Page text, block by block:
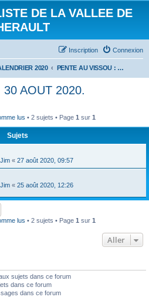
DE LA VALLEE DE
Connexion
Inscription
2020 PENTE AU VISSOU : 30 AOUT 2020.
AOUT 2020.
lus • 2 sujets • Page 1 sur 1
Sujets
« 27 août 2020, 09:57
« 25 août 2020, 12:26
lus • 2 sujets • Page 1 sur 1
Aller
sujets dans ce forum
dans ce forum
dans ce forum